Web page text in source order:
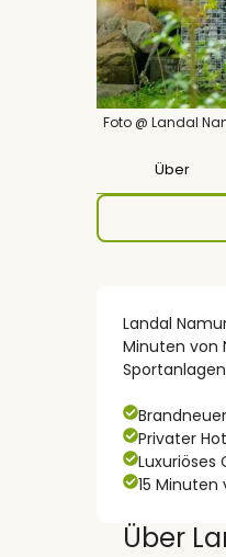
Foto @ Landal
Über
Landal
Minuten von
Privater
15
Über